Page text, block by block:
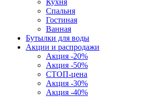
Кухня
Спальня
Гостиная
Ванная
Бутылки для воды
Акции и распродажи
Акция -20%
Акция -50%
СТОП-цена
Акция -30%
Акция -40%